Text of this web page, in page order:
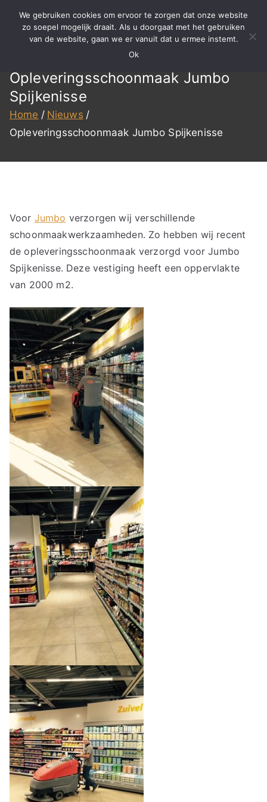
BBS
Reinigen
Meer dan 15 jaar ervaring in
specialistisch reinigen,
Opleveringsschoonmaak Jumbo
Spijkenisse
Home
Nieuws
Opleveringsschoonmaak Jumbo Spijkenisse
Voor Jumbo verzorgen wij verschillende
schoonmaakwerkzaamheden. Zo hebben wij recent
de opleveringsschoonmaak verzorgd voor Jumbo
Spijkenisse. Deze vestiging heeft een oppervlakte
van 2000 m2.
We gebruiken cookies om ervoor te zorgen dat onze website
zo soepel mogelijk draait. Als u doorgaat met het gebruiken
van de website, gaan we er vanuit dat u ermee instemt.
Ok